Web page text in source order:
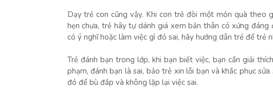
Dạy trẻ con cũng vậy. Khi con trẻ đòi một món quà theo
hẹn chưa, trẻ hãy tự dánh giá xem bản thân có xứng
có ý nghĩ hoặc làm việc gì đó sai, hãy hướng dẫn trẻ để trẻ
Trẻ đánh bạn trong lớp, khi bạn biết việc, bạn cần giải
phạm, đánh bạn là sai, bảo trẻ xin lỗi bạn và khắc phục
đó để bù đắp và không lặp lại việc sai.